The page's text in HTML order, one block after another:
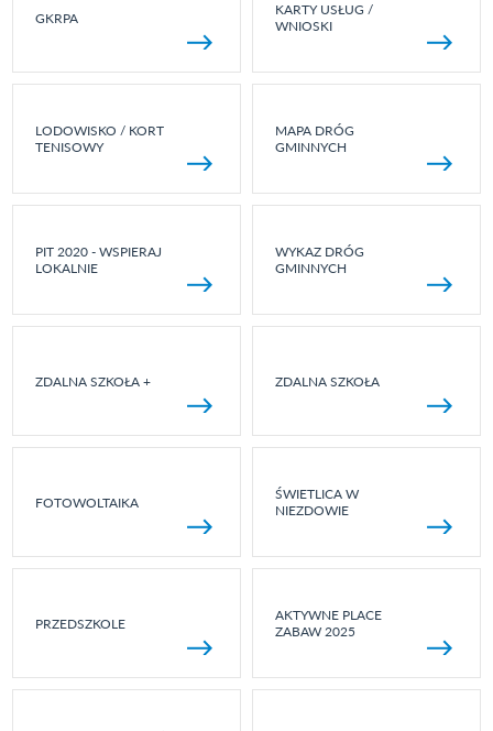
GKRPA
KARTY USŁUG /
WNIOSKI
LODOWISKO / KORT
TENISOWY
MAPA DRÓG
GMINNYCH
PIT 2020 - WSPIERAJ
LOKALNIE
WYKAZ DRÓG
GMINNYCH
ZDALNA SZKOŁA + ZDALNA SZKOŁA
FOTOWOLTAIKA
ŚWIETLICA W
NIEZDOWIE
PRZEDSZKOLE
AKTYWNE PLACE
ZABAW 2025